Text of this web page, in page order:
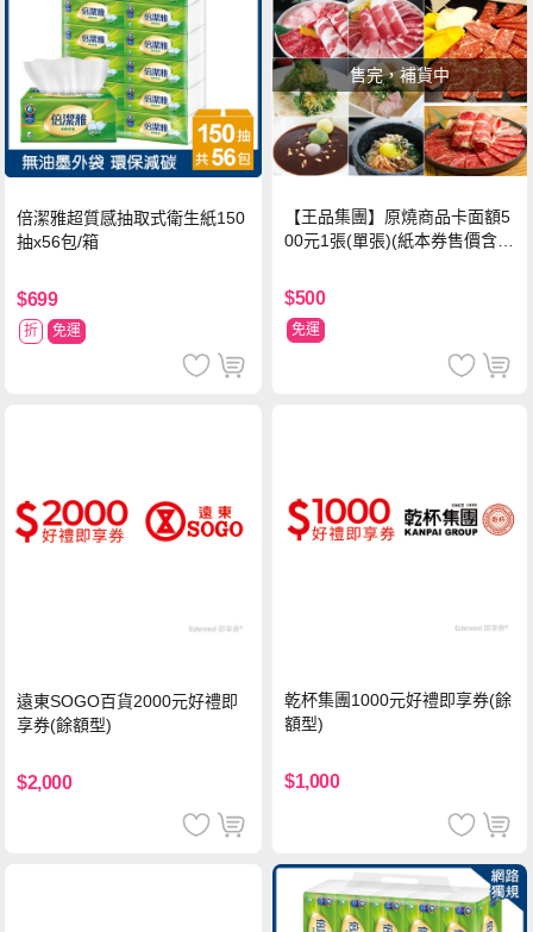
倍潔雅超質感抽取式衛生紙150
抽x56包/箱
$699
折 免運
售完，補貨中
【王品集團】原燒商品卡面額5
00元1張(單張)(紙本券售價含平
$500
免運
遠東SOGO百貨2000元好禮即
享券(餘額型)
$2,000
乾杯集團1000元好禮即享券(餘
額型)
$1,000